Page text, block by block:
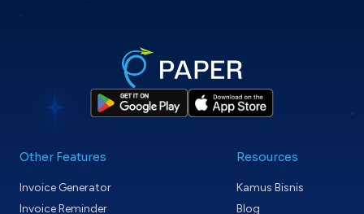
Other Features
Invoice Generator
Invoice Reminder
Resources
Kamus Bisnis
Blog